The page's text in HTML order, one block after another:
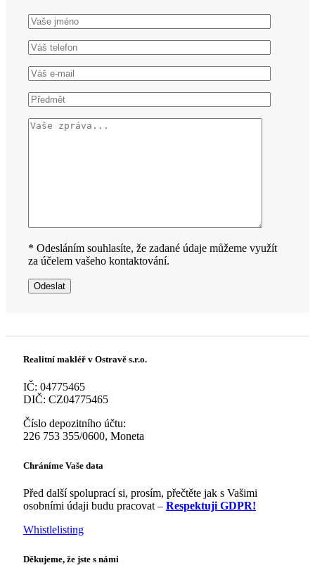
* Odesláním souhlasíte, že zadané údaje můžeme využít
za účelem vašeho kontaktování.
Realitní makléř v Ostravě s.r.o.
IČ: 04775465
DIČ: CZ04775465
Číslo depozitního účtu:
226 753 355/0600, Moneta
Chráníme Vaše data
Před další spoluprací si, prosím, přečtěte jak s Vašimi
osobními údaji budu pracovat – Respektuji GDPR!
Whistlelisting
Děkujeme, že jste s námi